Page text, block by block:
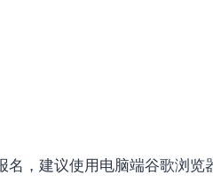
名，建议使用电脑端谷歌浏览